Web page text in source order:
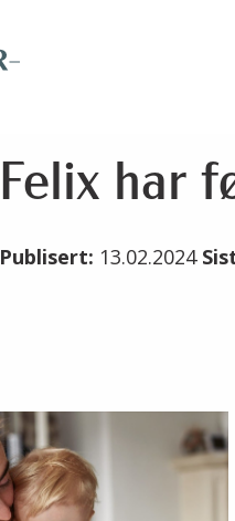
Felix har
Publisert: 13.02.2024